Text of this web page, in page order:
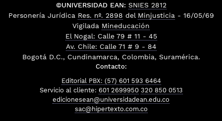
©UNIVERSIDAD EAN: SNIES 2812
Personería Jurídica Res. nº. 2898 del Minjusticia - 16/05/69
Vigilada Mineducación
El Nogal: Calle 79 # 11 - 45
Av. Chile: Calle 71 # 9 - 84
Bogotá D.C., Cundinamarca, Colombia, Suramérica.
Contacto:
Editorial PBX: (57) 601 593 6464
Servicio al cliente: 601 2699950 320 850 0513
edicionesean@universidadean.edu.co
sac@hipertexto.com.co